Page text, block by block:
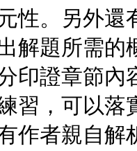
性。另外還
解題所需的
印證章節內
習，可以落
作者親自解